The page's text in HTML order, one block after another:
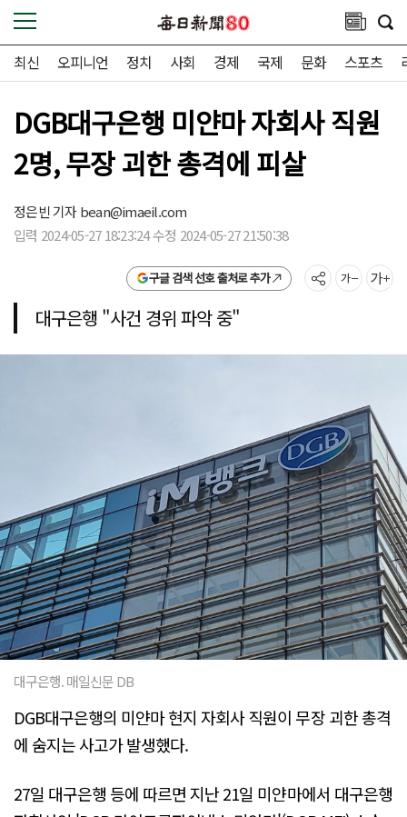
최신 오피니언 정치 사회 경제 국제 문화 스포츠
DGB대구은행 미얀마 자회사 직원
2명, 무장 괴한 총격에 피살
정은빈 기자bean@imaeil.com
입력 2024-05-27 18:23:24 수정 2024-05-27 21:50:38
구글 검색 선호 출처로 추가
대구은행 "사건 경위 파악 중"
대구은행. 매일신문 DB
DGB대구은행의 미얀마 현지 자회사 직원이 무장 괴한 총격
에 숨지는 사고가 발생했다.
27일 대구은행 등에 따르면 지난 21일 미얀마에서 대구은행